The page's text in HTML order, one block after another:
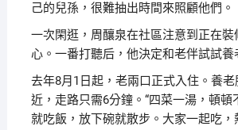
己的兒孫，很難抽出時間來照顧他們。
一次閑逛，周釀泉在社區注意到正在裝
心。一番打聽后，他決定和老伴試試養
去年8月1日起，老兩口正式入住。養
近，走路只需6分鐘。“四菜一湯，頓頓
就吃飯，放下碗就散步。大家一起吃，